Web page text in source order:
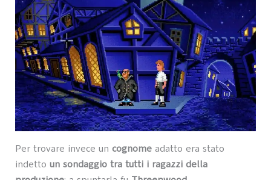
Per trovare invece un cognomeadatto era stato
indetto un sondaggio tra tutti i ragazzi della